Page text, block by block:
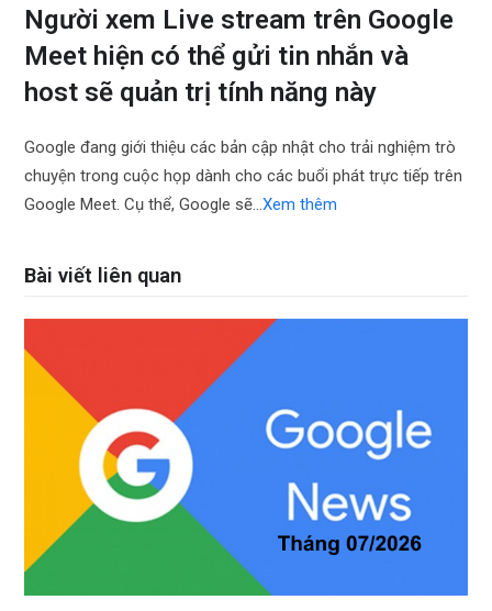
Người xem Live stream trên Google
Meet hiện có thể gửi tin nhắn và
host sẽ quản trị tính năng này
Google đang giới thiệu các bản cập nhật cho trải nghiệm trò
chuyện trong cuộc họp dành cho các buổi phát trực tiếp trên
Google Meet. Cụ thể, Google sẽ…Xem thêm
Bài viết liên quan